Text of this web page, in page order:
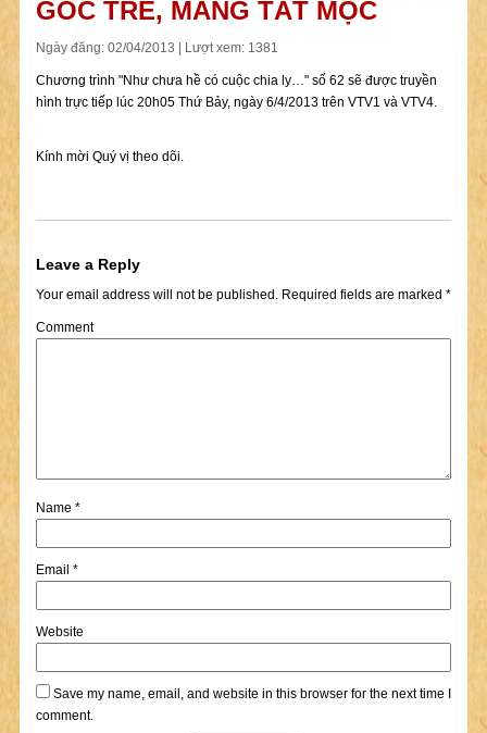
GỐC TRE, MĂNG TẤT MỌC
Ngày đăng: 02/04/2013 | Lượt xem: 1381
Chương trình "Như chưa hề có cuộc chia ly…" số 62 sẽ được truyền
hình trực tiếp lúc 20h05 Thứ Bảy, ngày 6/4/2013 trên VTV1 và VTV4.
Kính mời Quý vị theo dõi.
Leave a Reply
Your email address will not be published.Required fields are marked *
Comment
Name *
Email *
Website
Save my name, email, and website in this browser for the next time I
comment.